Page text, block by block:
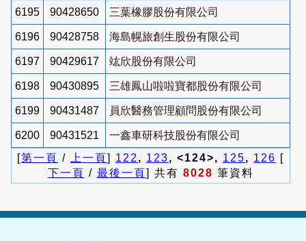
6195 90428650 三葉橡膠股份有限公司
6196 90428758 海島幌旅創生股份有限公司
6197 90429617 竑欣股份有限公司
6198 90430895 三雄鳳山啦啦寶都股份有限公司
6199 90431487 員欣醫務管理顧問股份有限公司
6200 90431521
一鑫車研科技股份有限公司
[第一頁 / 上一頁] 122 , 123, <124>, 125, 126 [
下一頁 / 最後一頁] 共有 8028 筆資料